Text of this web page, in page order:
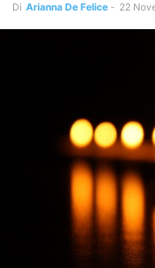
Di Arianna De Felice - 22